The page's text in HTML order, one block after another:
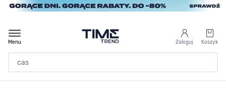
Przejdź do treści
Zaloguj Koszyk
Menu